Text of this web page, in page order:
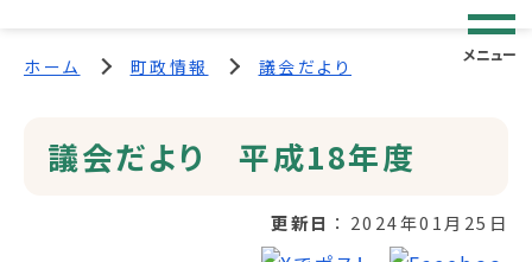
メニュー
ホーム 町政情報 議会だより
議会だより 平成18年度
更新日 2024年01月25日